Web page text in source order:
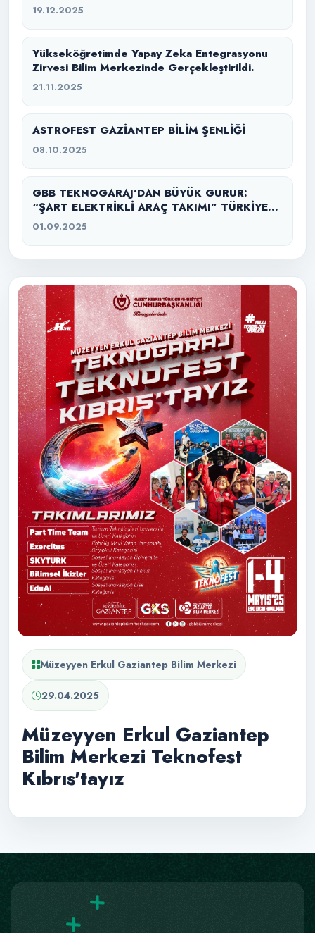
Müzeyyen Erkul Gaziantep Bilim Merkezi
29.04.2025
Müzeyyen Erkul Gaziantep
Bilim Merkezi Teknofest
Kıbrıs'tayız
19.12.2025
Yükseköğretimde Yapay Zeka Entegrasyonu
Zirvesi Bilim Merkezinde Gerçekleştirildi.
21.11.2025
ASTROFEST GAZİANTEP BİLİM ŞENLİĞİ
08.10.2025
GBB TEKNOGARAJ’DAN BÜYÜK GURUR:
“ŞART ELEKTRİKLİ ARAÇ TAKIMI” TÜRKİYE
ŞAMPİYONU
01.09.2025